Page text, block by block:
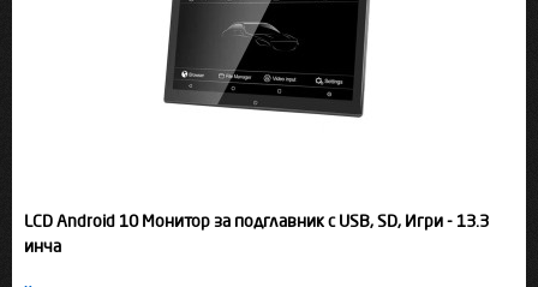
LCD Android 10 Монитор за подглавник с USB, SD, Игри - 13.3
инча